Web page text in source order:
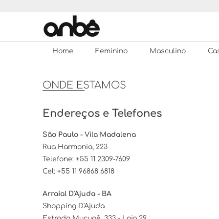
Anbê
Home Feminino Masculino
ONDE ESTAMOS
Endereços e Telefones
São Paulo - Vila Madalena
Rua Harmonia, 223
Telefone: +55 11 2309-7609
Cel: +55 11 96868 6818
Arraial D'Ajuda - BA
Shopping D'Ajuda